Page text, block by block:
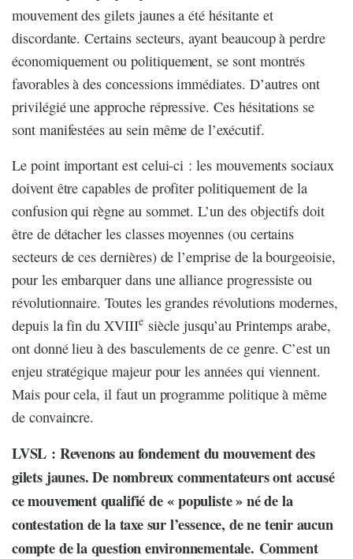
mouvement des gilets jaunes a été hésitante et
discordante. Certains secteurs, ayant beaucoup à perdre
économiquement ou politiquement, se sont montrés
favorables à des concessions immédiates. D’autres ont
privilégié une approche répressive. Ces hésitations se
sont manifestées au sein même de l’exécutif.
Le point important est celui-ci : les mouvements sociaux
doivent être capables de profiter politiquement de la
confusion qui règne au sommet. L’un des objectifs doit
être de détacher les classes moyennes (ou certains
secteurs de ces dernières) de l’emprise de la bourgeoisie,
pour les embarquer dans une alliance progressiste ou
révolutionnaire. Toutes les grandes révolutions modernes,
depuis la fin du XVIIIesiècle jusqu’au Printemps arabe,
ont donné lieu à des basculements de ce genre. C’est un
enjeu stratégique majeur pour les années qui viennent.
Mais pour cela, il faut un programme politique à même
de convaincre.
LVSL : Revenons au fondement du mouvement des
gilets jaunes. De nombreux commentateurs ont accusé
ce mouvement qualifié de « populiste » né de la
contestation de la taxe sur l’essence, de ne tenir aucun
compte de la question environnementale. Comment